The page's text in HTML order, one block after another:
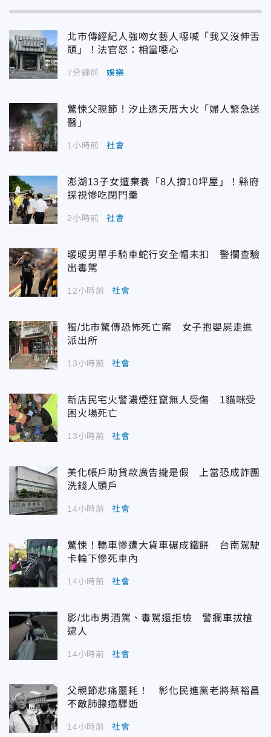
北市傳經紀人強吻女藝人噁喊「我又沒伸舌
頭」！法官怒：相當噁心
7分鐘前 娛樂
驚悚父親節！汐止透天厝大火「婦人緊急送
醫」
1小時前 社會
澎湖13子女遭棄養「8人擠10坪屋」！縣府
探視慘吃閉門羹
2小時前 社會
暖暖男單手騎車蛇行安全帽未扣 警攔查驗
出毒駕
12小時前 社會
獨/北市驚傳恐怖死亡案 女子抱嬰屍走進
派出所
13小時前 社會
新店民宅火警濃煙狂竄無人受傷 1貓咪受
困火場死亡
13小時前 社會
美化帳戶助貸款廣告攏是假 上當恐成詐團
洗錢人頭戶
14小時前 社會
驚悚！轎車慘遭大貨車碾成鐵餅 台南駕駛
卡輪下慘死車內
14小時前 社會
影/北市男酒駕、毒駕還拒檢 警攔車拔槍
逮人
14小時前 社會
父親節悲痛噩耗！ 彰化民進黨老將蔡裕昌
不敵肺腺癌驟逝
14小時前 社會